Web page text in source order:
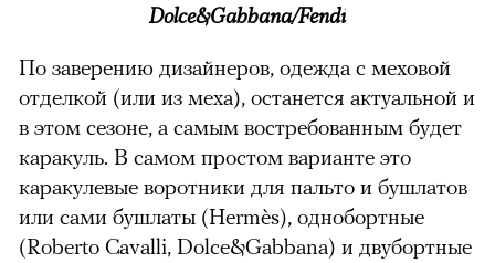
Dolce&Gabbana/Fendi
По заверению дизайнеров, одежда с меховой
отделкой (или из меха), останется актуальной и
в этом сезоне, а самым востребованным будет
каракуль. В самом простом варианте это
каракулевые воротники для пальто и бушлатов
или сами бушлаты (Hermès), однобортные
(Roberto Cavalli, Dolce&Gabbana) и двубортные